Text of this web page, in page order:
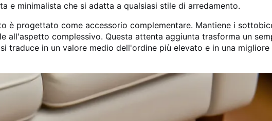
e minimalista che si adatta a qualsiasi stile di arredamento.
è progettato come accessorio complementare. Mantiene i
all'aspetto complessivo. Questa attenta aggiunta trasforma un
traduce in un valore medio dell'ordine più elevato e in una